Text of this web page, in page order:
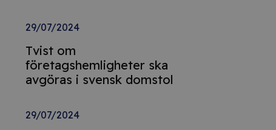
29/07/2024
Tvist om
företagshemligheter ska
avgöras i svensk domstol
29/07/2024